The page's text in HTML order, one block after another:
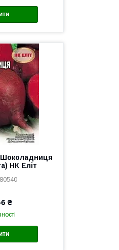
Шоколадниця
НК Еліт
₴